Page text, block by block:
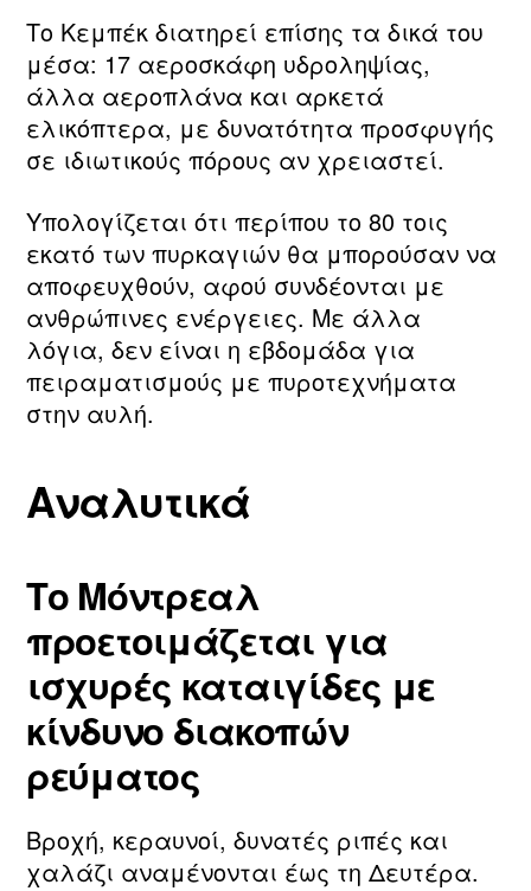
Το Κεμπέκ διατηρεί επίσης τα δικά του
μέσα: 17 αεροσκάφη υδροληψίας,
άλλα αεροπλάνα και αρκετά
ελικόπτερα, με δυνατότητα προσφυγής
σε ιδιωτικούς πόρους αν χρειαστεί.
Υπολογίζεται ότι περίπου το 80 τοις
εκατό των πυρκαγιών θα μπορούσαν να
αποφευχθούν, αφού συνδέονται με
ανθρώπινες ενέργειες. Με άλλα
λόγια, δεν είναι η εβδομάδα για
πειραματισμούς με πυροτεχνήματα
στην αυλή.
Αναλυτικά
Το Μόντρεαλ
προετοιμάζεται για
ισχυρές καταιγίδες με
κίνδυνο διακοπών
ρεύματος
Βροχή, κεραυνοί, δυνατές ριπές και
χαλάζι αναμένονται έως τη Δευτέρα.